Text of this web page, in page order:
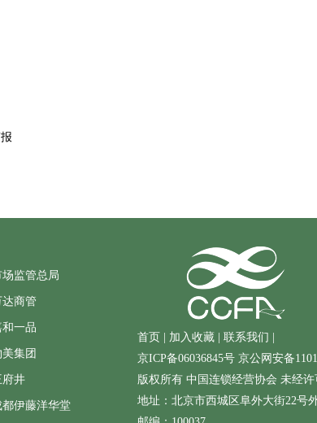
场监管总局
达商管
和一品
集团
府井
都伊藤洋华堂
首页 加入收藏 联系我们
京ICP备06036845号 京公网安备
版权所有 中国连锁经营协会 未经
地址：北京市西城区阜外大街22号